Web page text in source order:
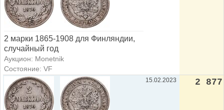
2 марки 1865-1908 для Финляндии,
случайный год
Аукцион: Monetnik
Состояние: VF
15.02.2023 2 877